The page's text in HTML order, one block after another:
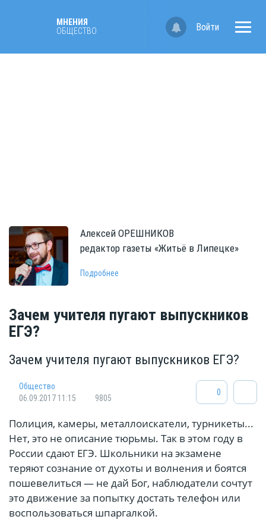
МНЕНИЯ
ОБЩЕСТВО
Войти
Алексей ОРЕШНИКОВ
редактор газеты «Житьё в Липецке»
Подробнее
Зачем учителя пугают выпускников
ЕГЭ?
Зачем учителя пугают выпускников ЕГЭ?
Общество
06.09.2017 11:15
9805
0
Полиция, камеры, металлоискатели, турникеты...
Нет, это не описание тюрьмы. Так в этом году в
России сдают ЕГЭ. Школьники на экзамене
теряют сознание от духоты и волнения и боятся
пошевелиться — не дай Бог, наблюдатели сочтут
это движение за попытку достать телефон или
воспользоваться шпаргалкой.